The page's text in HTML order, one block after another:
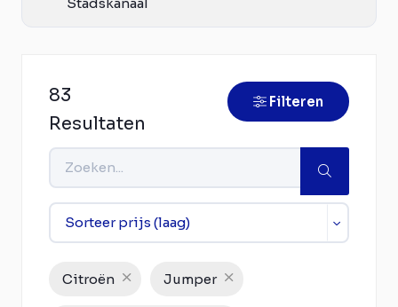
83
Resultaten
Filteren
Citroën Jumper